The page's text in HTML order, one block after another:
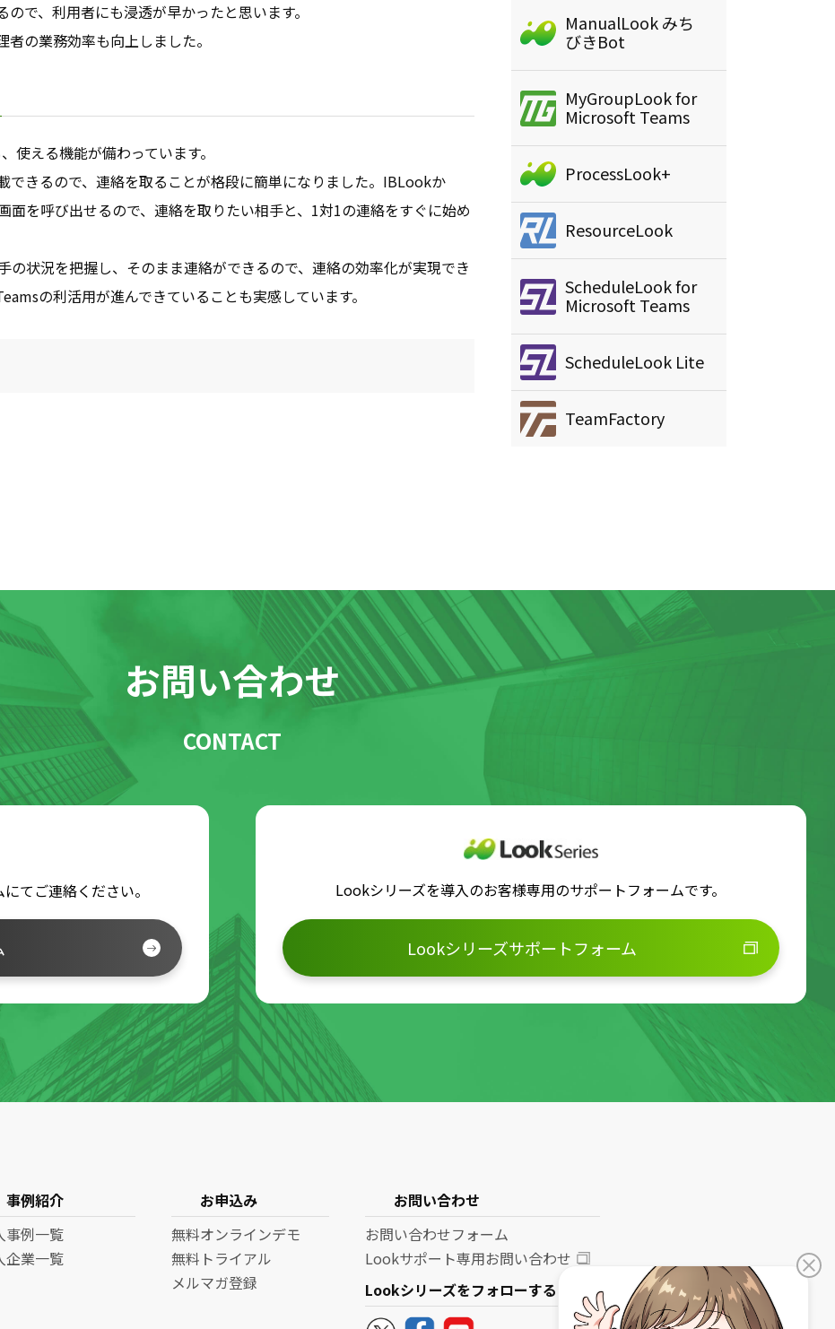
で、利用者にも浸透が早かったと思います。
の業務効率も向上しました。
える機能が備わっています。
できるので、連絡を取ることが格段に簡単になりました。IBLookか
面を呼び出せるので、連絡を取りたい相手と、1対1の連絡をすぐに始め
の状況を把握し、そのまま連絡ができるので、連絡の効率化が実現でき
の利活用が進んできていることも実感しています。
ManualLook みち
びきBot
MyGroupLook for
Microsoft Teams
ProcessLook+
ResourceLook
ScheduleLook for
Microsoft Teams
ScheduleLook Lite
TeamFactory
お問い合わせ
CONTACT
てご連絡ください。 Lookシリーズを導入のお客様専用のサポートフォームです。
Lookシリーズサポートフォーム
事例紹介
事例一覧
企業一覧
お申込み
無料オンラインデモ
無料トライアル
メルマガ登録
お問い合わせ
お問い合わせフォーム
Lookサポート専用お問い合わせ
Lookシリーズをフォローする